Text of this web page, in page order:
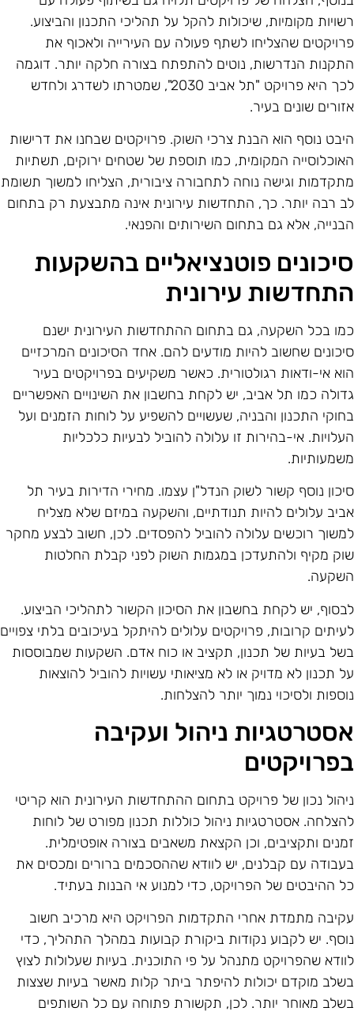
מקומיות, שיכולות להקל על תהליכי התכנון והביצוע.
שהצליחו לשתף פעולה עם העירייה ולאכוף את
הנדרשות, נוטים להתפתח בצורה חלקה יותר. דוגמה
לכך היא פרויקט "תל אביב 2030", שמטרתו לשדרג ולחדש
שונים בעיר.
נוסף הוא הבנת צרכי השוק. פרויקטים שבחנו את דרישות
המקומית, כמו תוספת של שטחים ירוקים, תשתיות
וגישה נוחה לתחבורה ציבורית, הצליחו למשוך תשומת
רבה יותר. כך, התחדשות עירונית אינה מתבצעת רק בתחום
אלא גם בתחום השירותים והפנאי.
פוטנציאליים בהשקעות
עירונית
בכל השקעה, גם בתחום ההתחדשות העירונית ישנם
שחשוב להיות מודעים להם. אחד הסיכונים המרכזיים
אי-ודאות רגולטורית. כאשר משקיעים בפרויקטים בעיר
כמו תל אביב, יש לקחת בחשבון את השינויים האפשריים
התכנון והבניה, שעשויים להשפיע על לוחות הזמנים ועל
אי-בהירות זו עלולה להוביל לבעיות כלכליות
נוסף קשור לשוק הנדל"ן עצמו. מחירי הדירות בעיר תל
עלולים להיות תנודתיים, והשקעה במיזם שלא מצליח
רוכשים עלולה להוביל להפסדים. לכן, חשוב לבצע מחקר
מקיף ולהתעדכן במגמות השוק לפני קבלת החלטות
יש לקחת בחשבון את הסיכון הקשור לתהליכי הביצוע.
קרובות, פרויקטים עלולים להיתקל בעיכובים בלתי צפויים
בעיות של תכנון, תקציב או כוח אדם. השקעות שמבוססות
תכנון לא מדויק או לא מציאותי עשויות להוביל להוצאות
ולסיכוי נמוך יותר להצלחות.
ניהול ועקיבה
נכון של פרויקט בתחום ההתחדשות העירונית הוא קריטי
אסטרטגיות ניהול כוללות תכנון מפורט של לוחות
ותקציבים, וכן הקצאת משאבים בצורה אופטימלית.
עם קבלנים, יש לוודא שההסכמים ברורים ומכסים את
ההיבטים של הפרויקט, כדי למנוע אי הבנות בעתיד.
מתמדת אחרי התקדמות הפרויקט היא מרכיב חשוב
יש לקבוע נקודות ביקורת קבועות במהלך התהליך, כדי
שהפרויקט מתנהל על פי התוכנית. בעיות שעלולות לצוץ
מוקדם יכולות להיפתר ביתר קלות מאשר בעיות שצצות
מאוחר יותר. לכן, תקשורת פתוחה עם כל השותפים